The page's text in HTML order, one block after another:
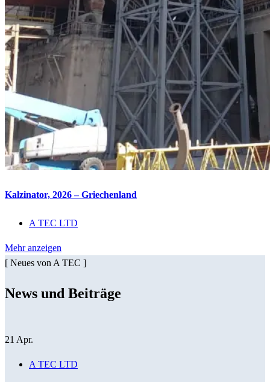
Kalzinator, 2026 – Griechenland
A TEC LTD
Mehr anzeigen
[ Neues von A TEC ]
News und Beiträge
21 Apr.
A TEC LTD